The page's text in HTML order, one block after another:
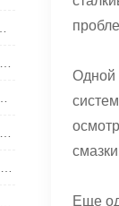
Одной
Еще